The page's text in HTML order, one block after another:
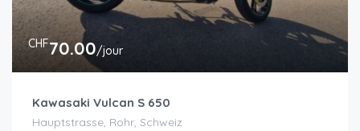
CHF70.00/jour
Kawasaki Vulcan S 650
Hauptstrasse, Rohr, Schweiz